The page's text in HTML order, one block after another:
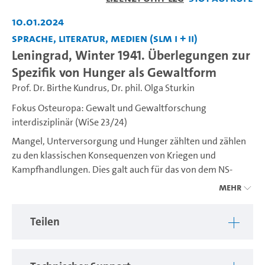
10.01.2024
Sprache, Literatur, Medien (SLM I + II)
Leningrad, Winter 1941. Überlegungen zur
Spezifik von Hunger als Gewaltform
Prof. Dr. Birthe Kundrus, Dr. phil. Olga Sturkin
Fokus Osteuropa: Gewalt und Gewaltforschung
interdisziplinär (WiSe 23/24)
Mangel, Unterversorgung und Hunger zählten und zählen
zu den klassischen Konsequenzen von Kriegen und
Kampfhandlungen. Dies galt auch für das von dem NS-
Regime und seinen Verbündeten besetzte Europa im
sowjetische Kriegsgefangene und Patientinnen von
Mehr
Teilen